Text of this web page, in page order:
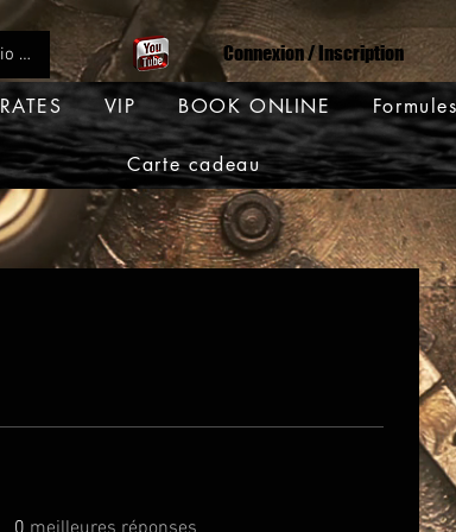
Votre son, notre passion, Radio CJC Recording Studio , là où chaque note prend vie ! Connexion / Inscription
RATES VIP BOOK ONLINE
Carte cadeau